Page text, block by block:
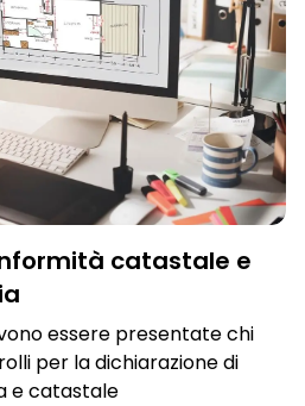
catastale e
essere presentate chi
per la dichiarazione di
e catastale